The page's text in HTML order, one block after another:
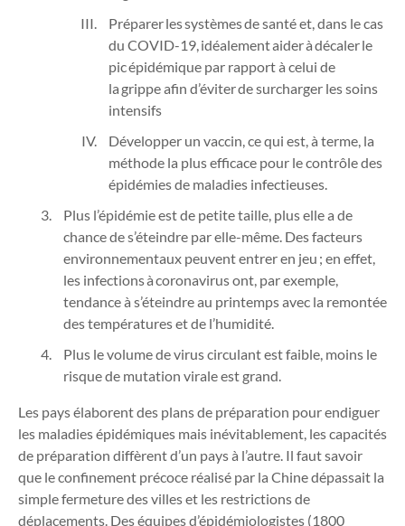
Préparer les systèmes de santé et, dans le cas
du COVID-19, idéalement aider à décaler le
pic épidémique par rapport à celui de
la grippe afin d’éviter de surcharger les soins
intensifs
Développer un vaccin, ce qui est, à terme, la
méthode la plus efficace pour le contrôle des
épidémies de maladies infectieuses.
Plus l’épidémie est de petite taille, plus elle a de
chance de s’éteindre par elle-même. Des facteurs
environnementaux peuvent entrer en jeu ; en effet,
les infections à coronavirus ont, par exemple,
tendance à s’éteindre au printemps avec la remontée
des températures et de l’humidité.
Plus le volume de virus circulant est faible, moins le
risque de mutation virale est grand.
Les pays élaborent des plans de préparation pour endiguer
les maladies épidémiques mais inévitablement, les capacités
de préparation diffèrent d’un pays à l’autre. Il faut savoir
que le confinement précoce réalisé par la Chine dépassait la
simple fermeture des villes et les restrictions de
déplacements. Des équipes d’épidémiologistes (1800